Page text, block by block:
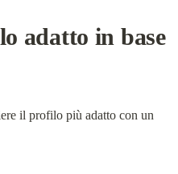
adatto in base
il profilo più adatto con un